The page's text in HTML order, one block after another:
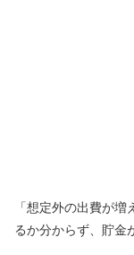
「想定外の出費が
るか分からず、貯金